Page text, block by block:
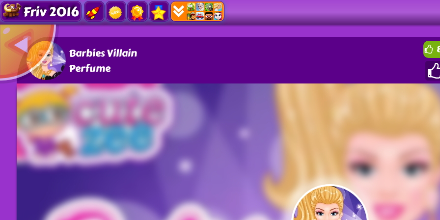
Friv 2016
Barbies Villain
Perfume